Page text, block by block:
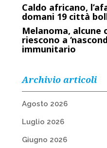
Caldo africano,
domani 19 città
Melanoma, alcune
riescono a
immunitario
Archivio articoli
Agosto 2026
Luglio 2026
Giugno 2026